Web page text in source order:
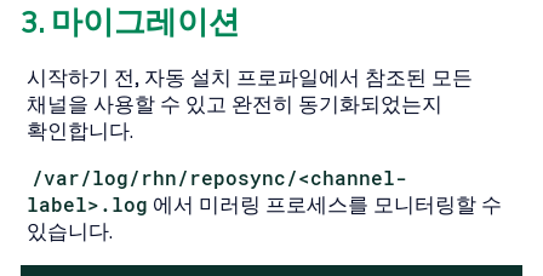
3. 마이그레이션
시작하기 전, 자동 설치 프로파일에서 참조된 모든
채널을 사용할 수 있고 완전히 동기화되었는지
확인합니다.
/var/log/rhn/reposync/<channel-
label>.log 에서 미러링 프로세스를 모니터링할 수
있습니다.